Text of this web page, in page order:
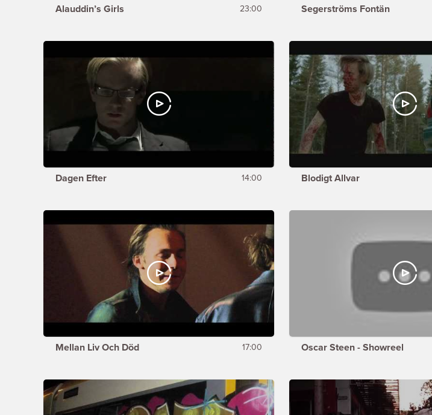
Alauddin’s Girls 23:00 Segerströms Fontän
Dagen Efter 14:00 Blodigt Allvar
Mellan Liv Och Död 17:00 Oscar Steen - Showreel